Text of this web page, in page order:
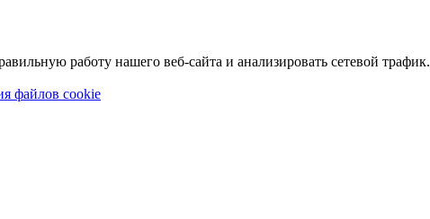
работу нашего веб-сайта и анализировать сетевой трафик.
файлов cookie